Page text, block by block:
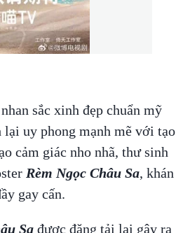
sắc xinh đẹp chuẩn mỹ
uy phong mạnh mẽ với tạo
cảm giác nho nhã, thư sinh
Rèm Ngọc Châu Sa, khán
gay cấn.
Sađược đăng tải lại gây ra